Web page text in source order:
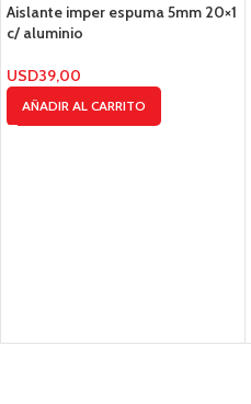
Aislante imper espuma 5mm 20×1
c/ aluminio
USD39,00
AÑADIR AL CARRITO